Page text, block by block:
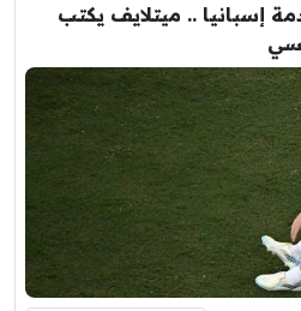
إسبانيا .. ميتلايف يكتب